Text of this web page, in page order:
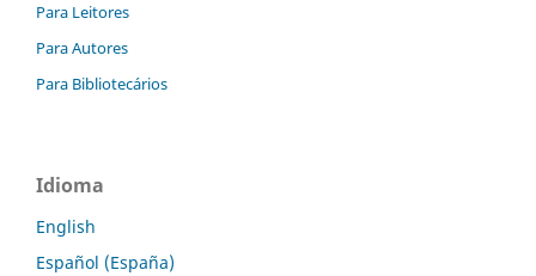
Para Leitores
Para Autores
Para Bibliotecários
Idioma
English
Español (España)